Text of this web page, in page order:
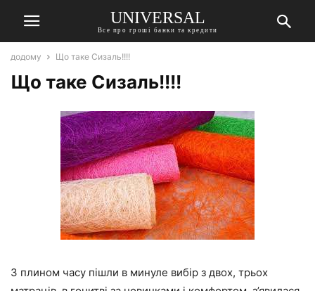
UNIVERSAL
Все про гроші банки та кредити
додому Що таке Сизаль!!!!
Що таке Сизаль!!!!
З плином часу пішли в минуле вибір з двох, трьох